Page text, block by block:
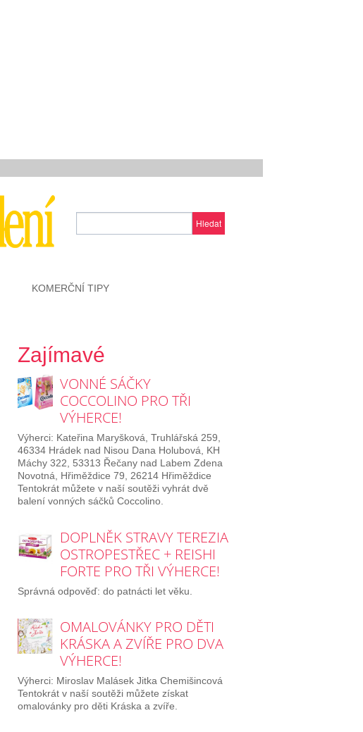
Hledat
KOMERČNÍ TIPY
Zajímavé
VONNÉ SÁČKY
COCCOLINO PRO TŘI
VÝHERCE!
Výherci: Kateřina Maryšková, Truhlářská 259,
46334 Hrádek nad Nisou Dana Holubová, KH
Máchy 322, 53313 Řečany nad Labem Zdena
Novotná, Hřiměždice 79, 26214 Hřiměždice
Tentokrát můžete v naší soutěži vyhrát dvě
balení vonných sáčků Coccolino.
DOPLNĚK STRAVY TEREZIA
OSTROPESTŘEC + REISHI
FORTE PRO TŘI VÝHERCE!
Správná odpověď: do patnácti let věku.
OMALOVÁNKY PRO DĚTI
KRÁSKA A ZVÍŘE PRO DVA
VÝHERCE!
Výherci: Miroslav Malásek Jitka Chemišincová
Tentokrát v naší soutěži můžete získat
omalovánky pro děti Kráska a zvíře.